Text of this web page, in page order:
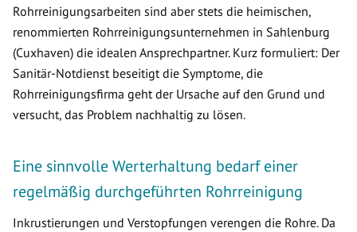
Rohrreinigungsarbeiten sind aber stets die heimischen,
renommierten Rohrreinigungsunternehmen in Sahlenburg
(Cuxhaven) die idealen Ansprechpartner. Kurz formuliert: Der
Sanitär-Notdienst beseitigt die Symptome, die
Rohrreinigungsfirma geht der Ursache auf den Grund und
versucht, das Problem nachhaltig zu lösen.
Eine sinnvolle Werterhaltung bedarf einer
regelmäßig durchgeführten Rohrreinigung
Inkrustierungen und Verstopfungen verengen die Rohre. Da